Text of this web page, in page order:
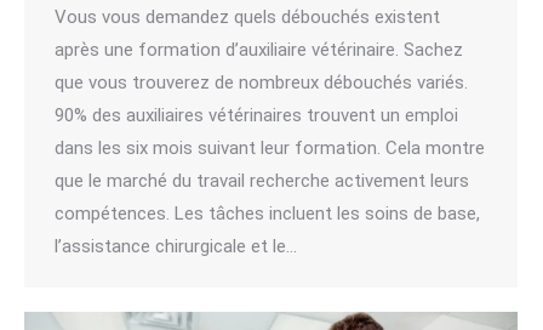
Vous vous demandez quels débouchés existent
après une formation d’auxiliaire vétérinaire. Sachez
que vous trouverez de nombreux débouchés variés.
90% des auxiliaires vétérinaires trouvent un emploi
dans les six mois suivant leur formation. Cela montre
que le marché du travail recherche activement leurs
compétences. Les tâches incluent les soins de base,
l’assistance chirurgicale et le…